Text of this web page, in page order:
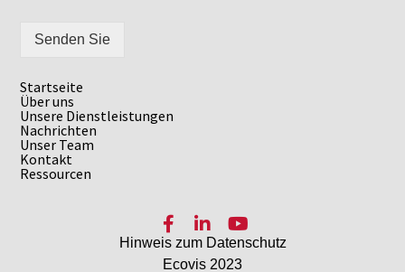
Senden Sie
Startseite
Über uns
Unsere Dienstleistungen
Nachrichten
Unser Team
Kontakt
Ressourcen
Facebook
LinkedIn
YouTube
Hinweis zum Datenschutz
Ecovis 2023